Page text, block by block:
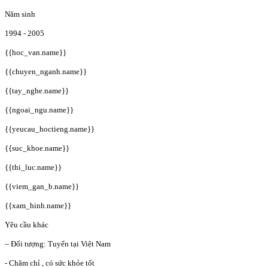
Năm sinh
1994 - 2005
{{hoc_van.name}}
{{chuyen_nganh.name}}
{{tay_nghe.name}}
{{ngoai_ngu.name}}
{{yeucau_hoctieng.name}}
{{suc_khoe.name}}
{{thi_luc.name}}
{{viem_gan_b.name}}
{{xam_hinh.name}}
Yêu cầu khác
– Đối tượng: Tuyển tại Việt Nam
- Chăm chỉ , có sức khỏe tốt